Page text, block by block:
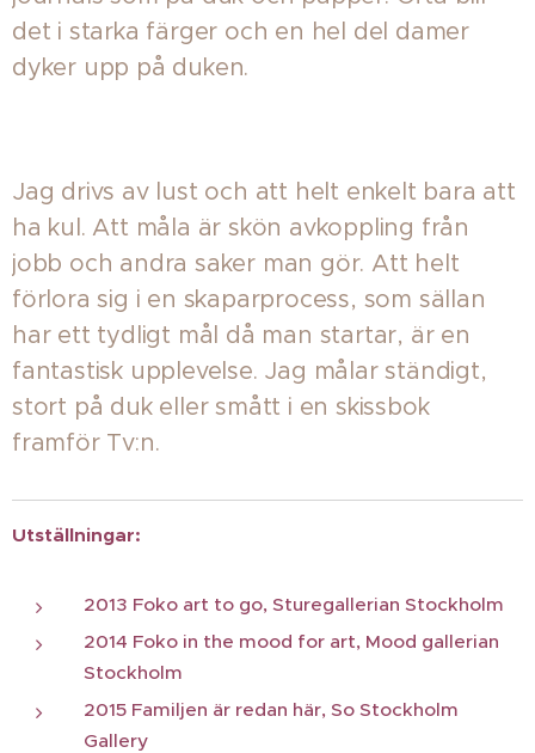
det i starka färger och en hel del damer
dyker upp på duken.
Jag drivs av lust och att helt enkelt bara att
ha kul. Att måla är skön avkoppling från
jobb och andra saker man gör. Att helt
förlora sig i en skaparprocess, som sällan
har ett tydligt mål då man startar, är en
fantastisk upplevelse. Jag målar ständigt,
stort på duk eller smått i en skissbok
framför Tv:n.
Utställningar:
2013 Foko art to go, Sturegallerian Stockholm
2014 Foko in the mood for art, Mood gallerian
Stockholm
2015 Familjen är redan här, So Stockholm
Gallery